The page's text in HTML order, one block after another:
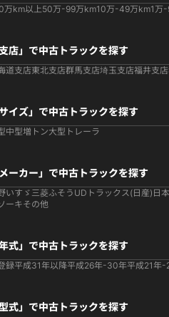
万km以上50万-99万km10万-49万km1万
支店」で中古トラックを探す
道支店東北支店群馬支店埼玉支店福井支店
サイズ」で中古トラックを探す
中型増トン大型 トレーラ
メーカー」で中古トラックを探す
いすゞ 三菱ふそう UDトラックス(日産) 日
ーキその他
年式」で中古トラックを探す
録平成31年以降平成26年-30年平成21年-
型式」で中古トラックを探す